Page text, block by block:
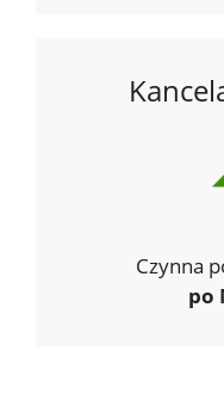
Czynna
po